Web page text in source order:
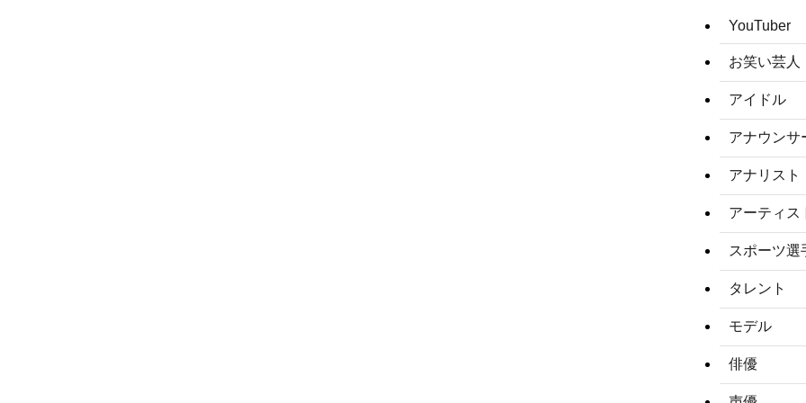
YouTuber
お笑い芸人
アイドル
アナウンサ
アナリスト
アーティス
スポーツ選
タレント
モデル
俳優